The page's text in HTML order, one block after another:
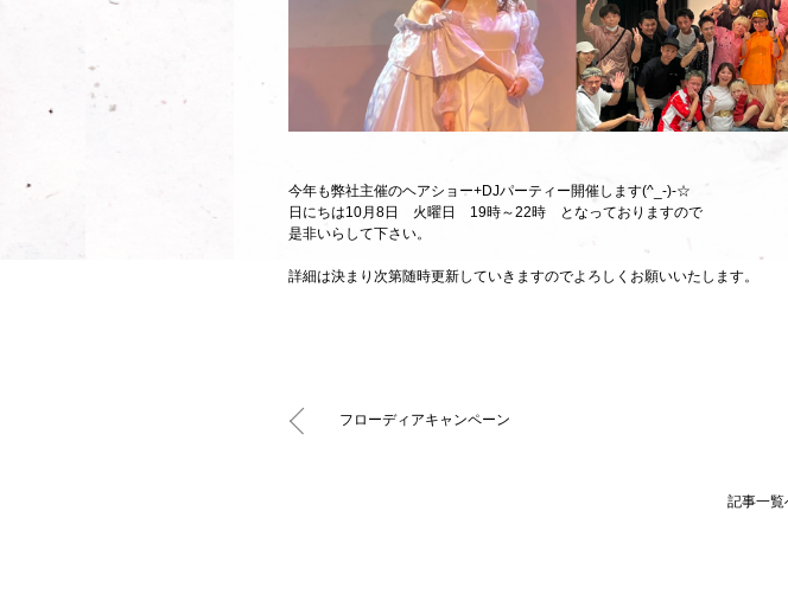
今年も弊社主催のヘアショー+DJパーティー開催します(^_-)-☆
日にちは10月8日 火曜日 19時～22時 となっておりますので
是非いらして下さい。
詳細は決まり次第随時更新していきますのでよろしくお願いいたします。
フローディアキャンペーン
記事一覧